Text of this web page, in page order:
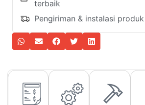
terbaik
Pengiriman & instalasi produk